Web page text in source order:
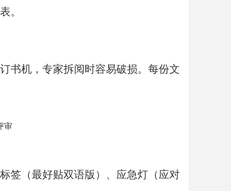
。
书机，专家拆阅时容易破损。每份文
审
签（最好贴双语版）、应急灯（应对